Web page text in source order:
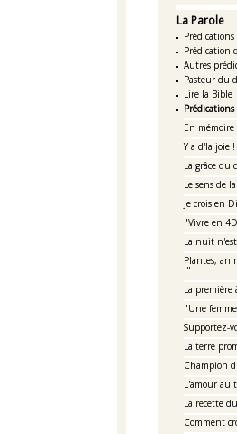
La Parole
Prédication
Autres
Pasteur du
Lire la Bible
En mémoire
Y a d'la joie !
La grâce du
Le sens de
Je crois en
"Vivre en
La nuit
Plantes,
!"
La première
"Une
Supportez-
La terre
Champion
L'amour au
La recette
Comment